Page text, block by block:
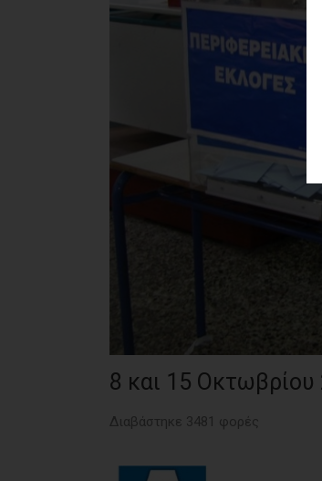
ΚΑΤΟΙΚΙΔΙΟ
8 και 15 Οκτωβρίου
Διαβάστηκε 3481 φορές